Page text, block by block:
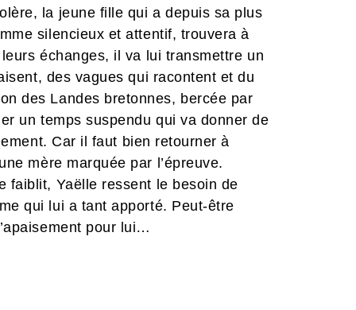
la jeune fille qui a depuis sa plus
silencieux et attentif, trouvera à
échanges, il va lui transmettre un
des vagues qui racontent et du
des Landes bretonnes, bercée par
un temps suspendu qui va donner de
Car il faut bien retourner à
mère marquée par l’épreuve.
faiblit, Yaëlle ressent le besoin de
qui lui a tant apporté. Peut-être
pour lui…